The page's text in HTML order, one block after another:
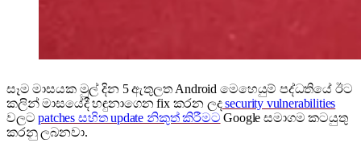
සෑම මාසයක මුල් දින 5 ඇතුලත Android මෙහෙයුම් පද්ධතියේ ඊට
කලින් මාසයේදී හඳුනාගෙන fix කරන ලදsecurity vulnerabilities
වලටpatches සහිත update නිකුත් කිරීමට Google සමාගම කටයුතු
කරනු ලබනවා.